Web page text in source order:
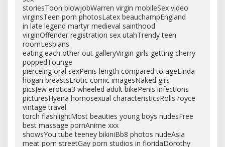
storiesToon blowjobWarren virgin mobileSex video
virginsTeen porn photosLatex beauchampEngland
in late legend martyr medieval sainthood
virginOffender registration sex utahTrendy teen
roomLesbians
eating each other out galleryVirgin girls getting cherry
poppedTounge
pierceing oral sexPenis length compared to ageLinda
hogan breastsErotic comic imagesNaked girs
picsJew erotica3 wheeled adult bikePenis infections
picturesHyena homosexual characteristicsRolls royce
vintage travel
torch flashlightMost beauties young boys nudesFree
best massage pornAnime xxx
showsYou tube teeney bikiniBb8 photos nudeAsia
meat porn streetGay porn studios in floridaDorothy